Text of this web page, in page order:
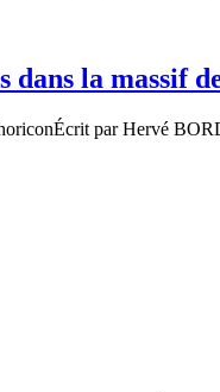
dans la massif
Écrit par Hervé